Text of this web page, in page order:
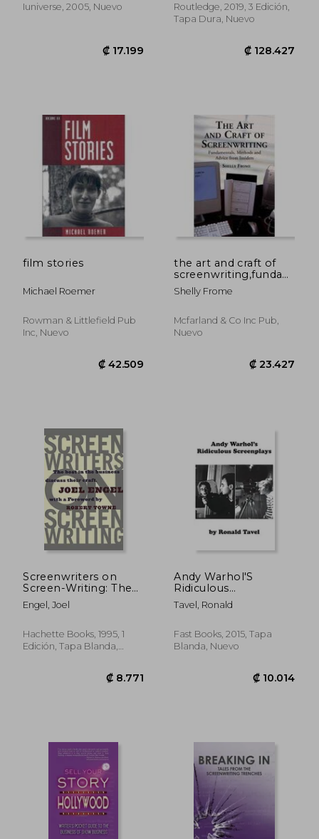
₡ 7.872
Iuniverse, 2005, Nuevo
₡ 17.199
Routledge, 2019, 3 Edición,
Tapa Dura, Nuevo
film stories
Michael Roemer
Rowman & Littlefield Pub
Inc, Nuevo
the art and craft of
methods and advice
from insiders
Shelly Frome
Mcfarland & Co Inc Pub,
Nuevo
Screenwriters on
Screen-Writing: The
Best in the Business
Discuss Their Craft (en
Engel, Joel
Hachette Books, 1995, 1
Edición, Tapa Blanda,
Andy Warhol'S
Ridiculous
Screenplays (en
Inglés)
Tavel, Ronald
Fast Books, 2015, Tapa
Blanda, Nuevo